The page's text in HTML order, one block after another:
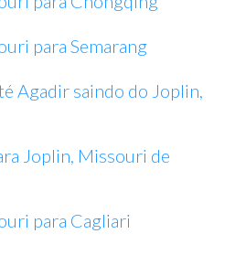
para Semarang
Agadir saindo do Joplin,
Joplin, Missouri de
para Cagliari